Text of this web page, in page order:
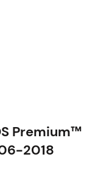
Premium™
2018